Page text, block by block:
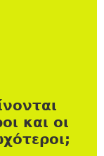
και οι